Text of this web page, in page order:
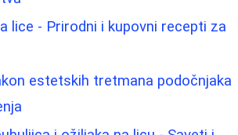
lice - Prirodni i kupovni recepti za
estetskih tretmana podočnjaka